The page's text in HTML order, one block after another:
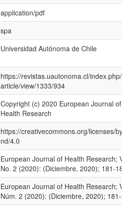
application/pdf
spa
Universidad Autónoma de Chile
https://revistas.uautonoma.cl/index.php/
article/view/1333/934
Copyright (c) 2020 European Journal of
Health Research
https://creativecommons.org/licenses/by-
nd/4.0
European Journal of Health Research;
No. 2 (2020): (Diciembre, 2020); 181-189
European Journal of Health Research;
Núm. 2 (2020): (Diciembre, 2020); 181-